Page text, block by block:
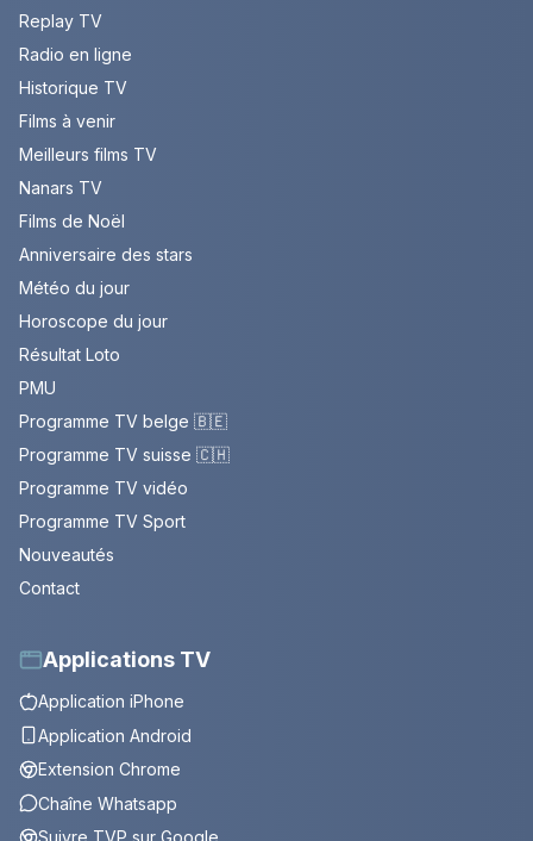
Replay TV
Radio en ligne
Historique TV
Films à venir
Meilleurs films TV
Nanars TV
Films de Noël
Anniversaire des stars
Météo du jour
Horoscope du jour
Résultat Loto
PMU
Programme TV belge 🇧🇪
Programme TV suisse 🇨🇭
Programme TV vidéo
Programme TV Sport
Nouveautés
Contact
Applications TV
Application iPhone
Application Android
Extension Chrome
Chaîne Whatsapp